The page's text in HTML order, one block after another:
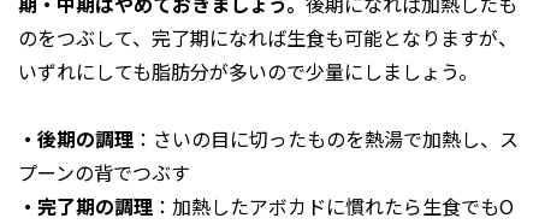
のをつぶして、完了期になれば生食も可能となりますが、
いずれにしても脂肪分が多いので少量にしましょう。
・後期の調理 ：さいの目に切ったものを熱湯で加熱し、ス
プーンの背でつぶす
・完了期の調理 ：加熱したアボカドに慣れたら生食でもO